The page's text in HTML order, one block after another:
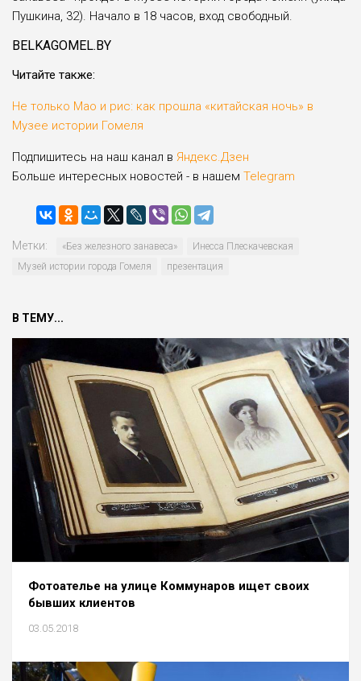
Пушкина, 32). Начало в 18 часов, вход свободный.
BELKAGOMEL.BY
Читайте также:
Не только Мао и рис: как прошла «китайская ночь» в
Музее истории Гомеля
Подпишитесь на наш канал в Яндекс.Дзен
Больше интересных новостей - в нашем Telegram
Метки: «Без железного занавеса»
Инесса Плескачевская
Музей истории города Гомеля
презентация
В ТЕМУ...
Фотоателье на улице Коммунаров ищет своих
бывших клиентов
03.05.2018